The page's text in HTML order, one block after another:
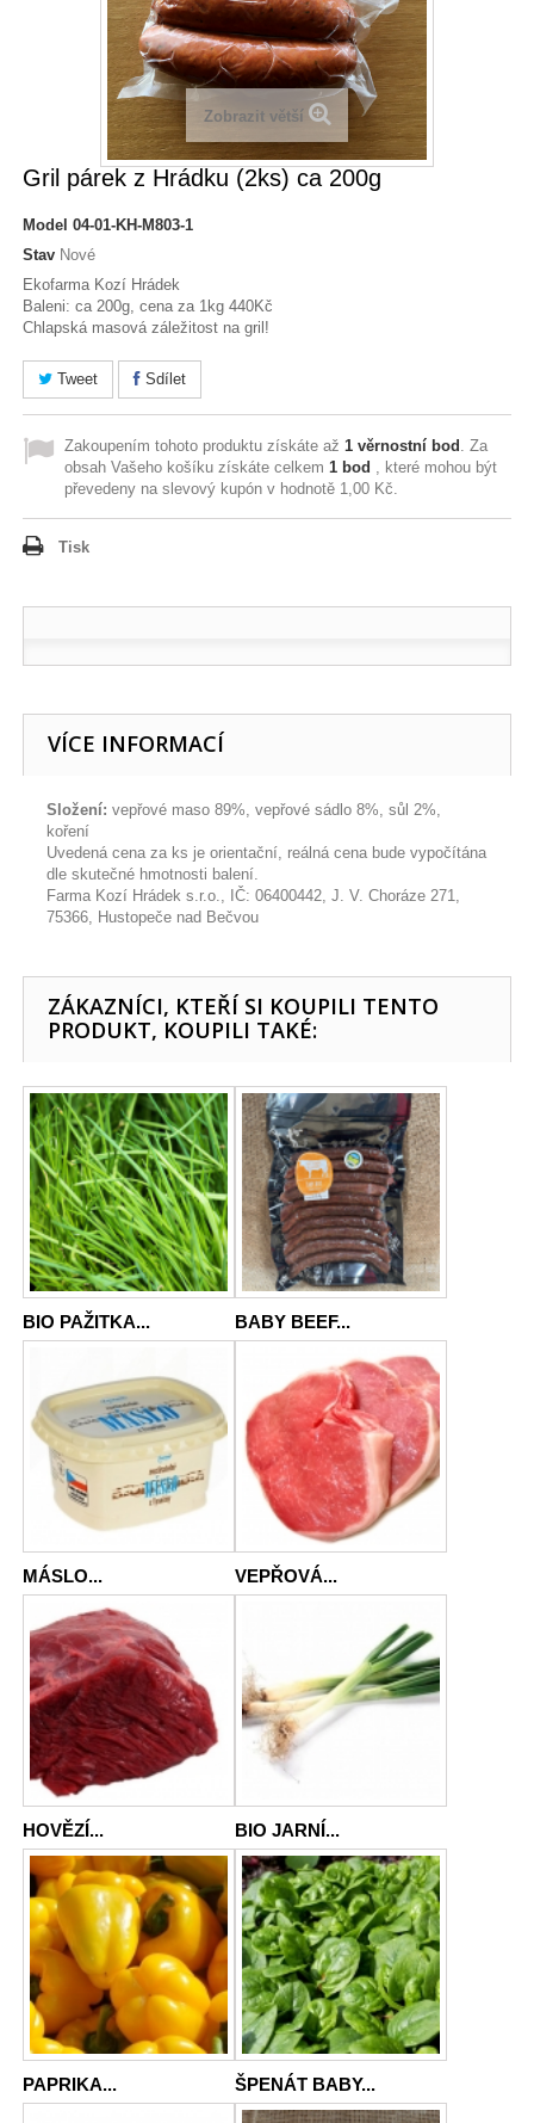
Zobrazit větší
Gril párek z Hrádku (2ks) ca 200g
Model 04-01-KH-M803-1
Stav Nové
Ekofarma Kozí Hrádek
Baleni: ca 200g, cena za 1kg 440Kč
Chlapská masová záležitost na gril!
Tweet Sdílet
Zakoupením tohoto produktu získáte až1 věrnostní bod . Za
obsah Vašeho košíku získáte celkem1 bod , které mohou být
převedeny na slevový kupón v hodnotě 1,00 Kč.
Tisk
VÍCE INFORMACÍ
Složení: vepřové maso 89%, vepřové sádlo 8%, sůl 2%,
koření
Uvedená cena za ks je orientační, reálná cena bude vypočítána
dle skutečné hmotnosti balení.
Farma Kozí Hrádek s.r.o., IČ: 06400442, J. V. Choráze 271,
75366, Hustopeče nad Bečvou
ZÁKAZNÍCI, KTEŘÍ SI KOUPILI TENTO
PRODUKT, KOUPILI TAKÉ:
BIO PAŽITKA... BABY BEEF...
MÁSLO... VEPŘOVÁ...
HOVĚZÍ... BIO JARNÍ...
PAPRIKA... ŠPENÁT BABY...